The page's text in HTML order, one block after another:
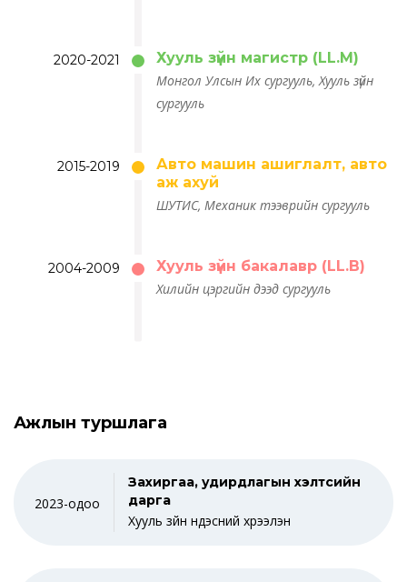
2020-2021
Хууль зүйн магистр (LL.M)
Монгол Улсын Их сургууль, Хууль зүйн
сургууль
2015-2019
Авто машин ашиглалт, авто
аж ахуй
ШУТИС, Механик тээврийн сургууль
2004-2009
Хууль зүйн бакалавр (LL.B)
Хилийн цэргийн дээд сургууль
Ажлын туршлага
2023-одоо
Захиргаа, удирдлагын хэлтсийн
дарга
Хууль зүйн үндэсний хүрээлэн